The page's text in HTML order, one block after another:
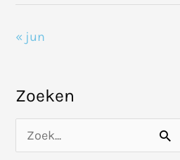
« jun
Zoeken